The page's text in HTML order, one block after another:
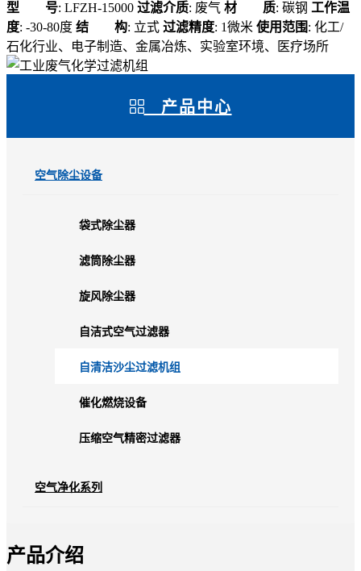
型 号: LFZH-15000 过滤介质: 废气 材 质: 碳钢 工作温
度: -30-80度 结 构: 立式 过滤精度: 1微米 使用范围: 化工/
石化行业、电子制造、金属冶炼、实验室环境、医疗场所
产品中心
空气除尘设备
袋式除尘器
滤筒除尘器
旋风除尘器
自洁式空气过滤器
自清洁沙尘过滤机组
催化燃烧设备
压缩空气精密过滤器
空气净化系列
产品介绍